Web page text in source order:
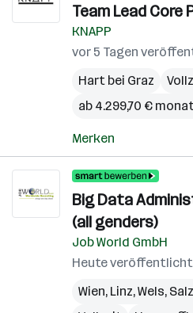
Team Lead Core
KNAPP
vor 5 Tagen
Hart bei Graz
ab 4.299,70 €
Merken
Big Data
(all genders)
Job World GmbH
Heute veröffentlicht
Wien, Linz,Wels,